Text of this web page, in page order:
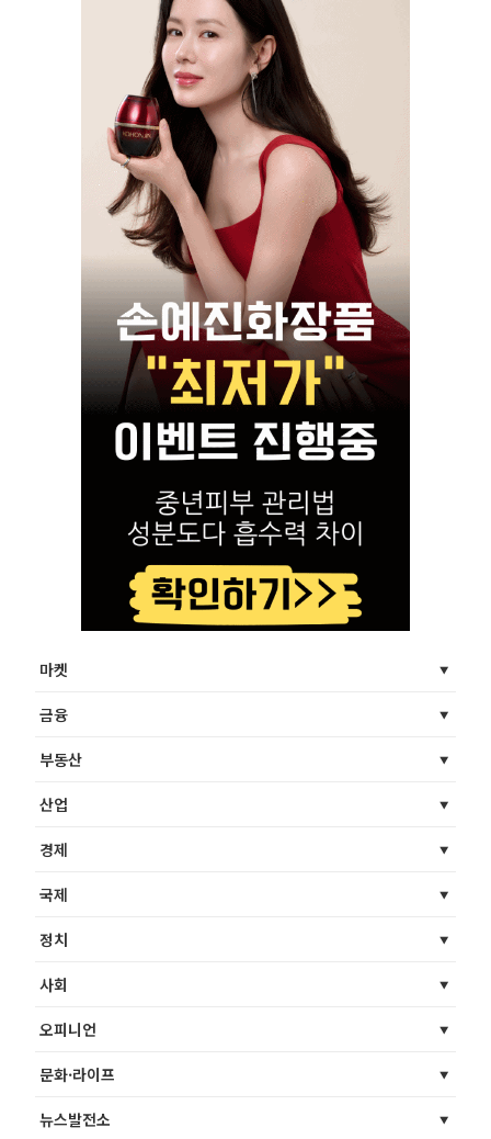
마켓
금융
부동산
산업
경제
국제
정치
사회
오피니언
문화·라이프
뉴스발전소